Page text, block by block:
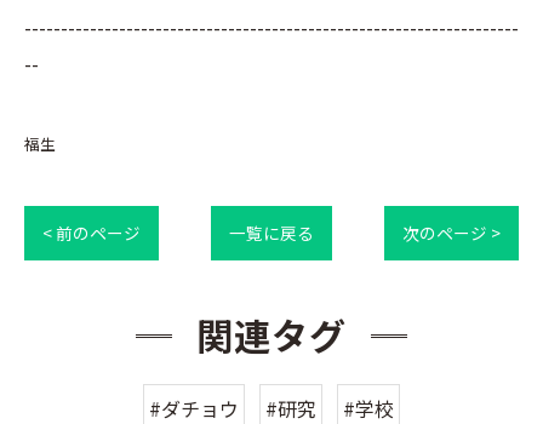
--------------------------------------------------------------------
--
福生
< 前のページ 一覧に戻る 次のページ >
関連タグ
#ダチョウ #研究 #学校